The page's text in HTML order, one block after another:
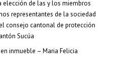
elección de las y los miembros
representantes de la sociedad
consejo cantonal de protección
Sucúa
inmueble – Maria Felicia